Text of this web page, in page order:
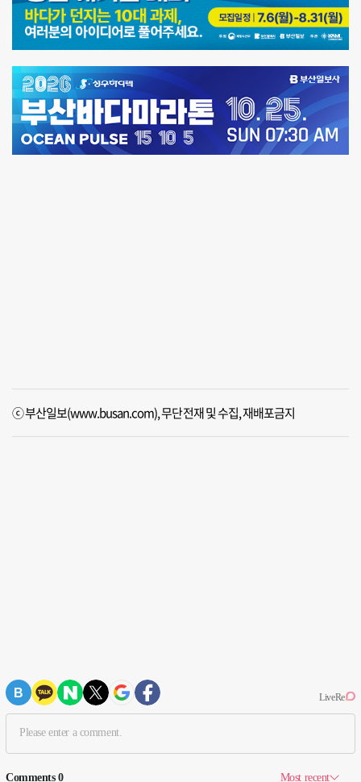
ⓒ 부산일보(www.busan.com), 무단전재 및 수집, 재배포금지